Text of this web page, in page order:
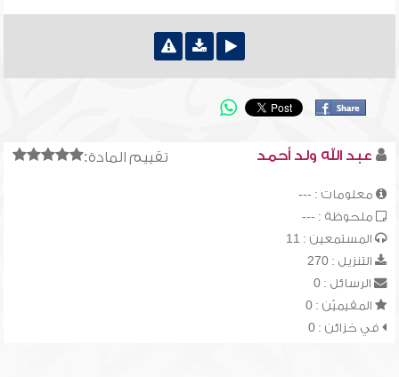
تقييم المادة: عبد الله ولد أحمد
معلومات : ---
ملحوظة : ---
المستمعين : 11
التنزيل : 270
الرسائل : 0
المقيميّن : 0
في خزائن : 0